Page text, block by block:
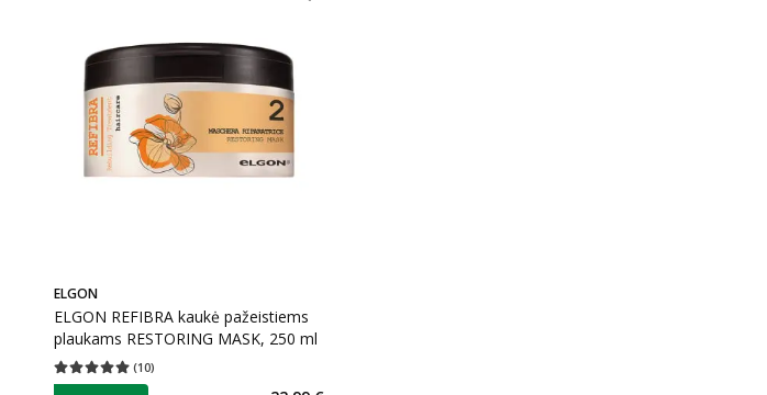
ELGON
ELGON REFIBRA kaukė pažeistiems
plaukams RESTORING MASK, 250 ml
(10)
Vidutinis įvertinimas 5.00